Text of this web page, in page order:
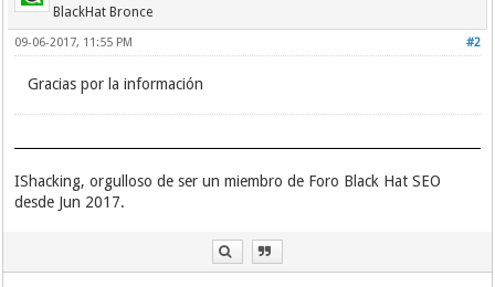
BlackHat Bronce
#2
09-06-2017, 11:55 PM
Gracias por la información
IShacking, orgulloso de ser un miembro de Foro Black Hat SEO
desde Jun 2017.